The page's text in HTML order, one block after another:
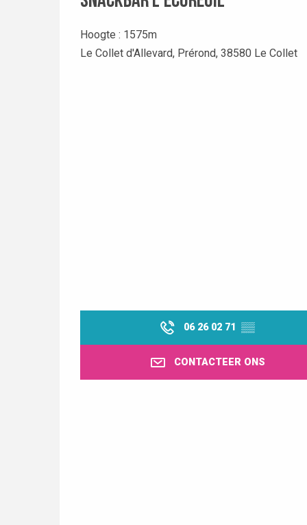
Hoogte : 1575m
Le Collet d'Allevard, Prérond, 38580 Le Collet
06 26 02 71 ▒▒
CONTACTEER ONS